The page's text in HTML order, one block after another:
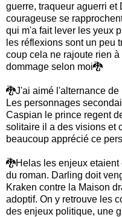
guerre, traqueur aguerri et
courageuse se
qui m'a fait lever les yeux
les réflexions sont un peu
coup cela ne rajoute rien
dommage selon moi🐉
🐉J'ai aimé l'alternance
Les personnages
Caspian le prince regent
solitaire il a des visions et
beaucoup apprécié ce
🐉Helas les enjeux
du roman. Darling doit
Kraken contre la Maison
adoptif. On y retrouve les
des enjeux politique, une